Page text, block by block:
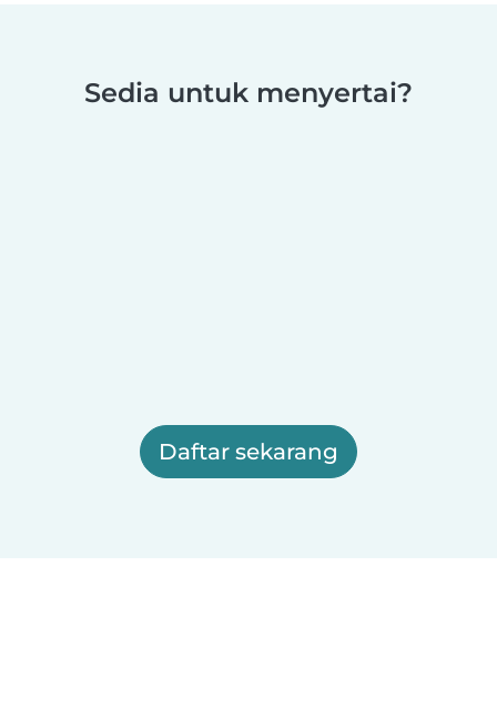
Sedia untuk menyertai?
Daftar sekarang